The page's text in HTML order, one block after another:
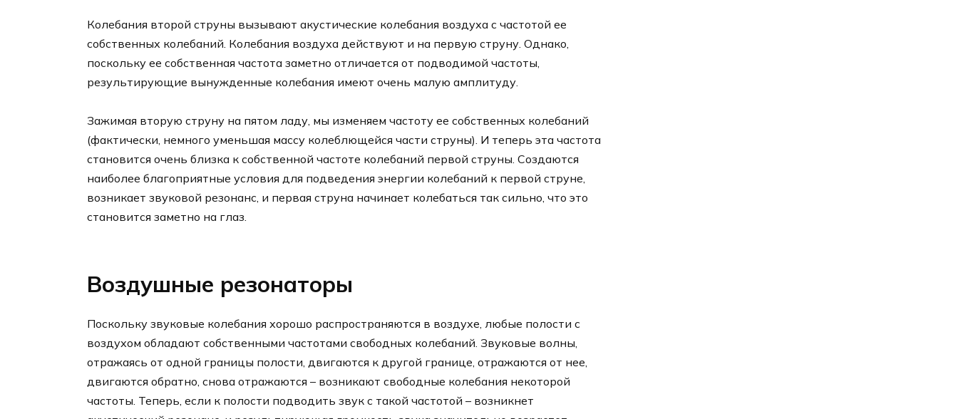
Колебания второй струны вызывают акустические колебания воздуха с частотой ее
собственных колебаний. Колебания воздуха действуют и на первую струну. Однако,
поскольку ее собственная частота заметно отличается от подводимой частоты,
результирующие вынужденные колебания имеют очень малую амплитуду.
Зажимая вторую струну на пятом ладу, мы изменяем частоту ее собственных колебаний
(фактически, немного уменьшая массу колеблющейся части струны). И теперь эта частота
становится очень близка к собственной частоте колебаний первой струны. Создаются
наиболее благоприятные условия для подведения энергии колебаний к первой струне,
возникает звуковой резонанс, и первая струна начинает колебаться так сильно, что это
становится заметно на глаз.
Воздушные резонаторы
Поскольку звуковые колебания хорошо распространяются в воздухе, любые полости с
воздухом обладают собственными частотами свободных колебаний. Звуковые волны,
отражаясь от одной границы полости, двигаются к другой границе, отражаются от нее,
двигаются обратно, снова отражаются – возникают свободные колебания некоторой
частоты. Теперь, если к полости подводить звук с такой частотой – возникнет